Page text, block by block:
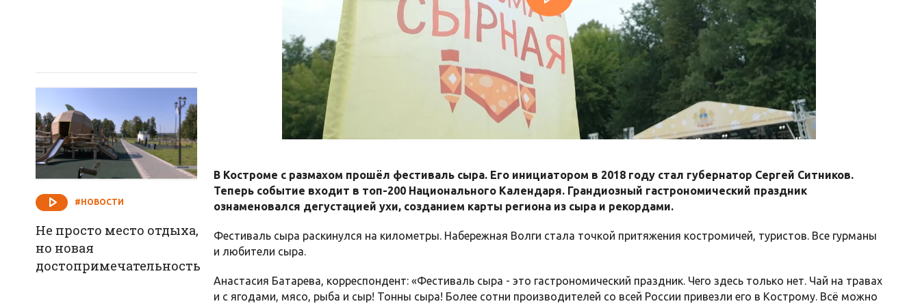
В Костроме с размахом прошёл фестиваль сыра. Его инициатором в 2018 году стал губернатор Сергей Ситников.
Теперь событие входит в топ-200 Национального Календаря. Грандиозный гастрономический праздник
ознаменовался дегустацией ухи, созданием карты региона из сыра и рекордами.
Фестиваль сыра раскинулся на километры. Набережная Волги стала точкой притяжения костромичей, туристов. Все гурманы
и любители сыра.
Анастасия Батарева, корреспондент: «Фестиваль сыра - это гастрономический праздник. Чего здесь только нет. Чай на травах
и с ягодами, мясо, рыба и сыр! Тонны сыра! Более сотни производителей со всей России привезли его в Кострому. Всё можно
#НОВОСТИ
Не просто место отдыха,
но новая
достопримечательность